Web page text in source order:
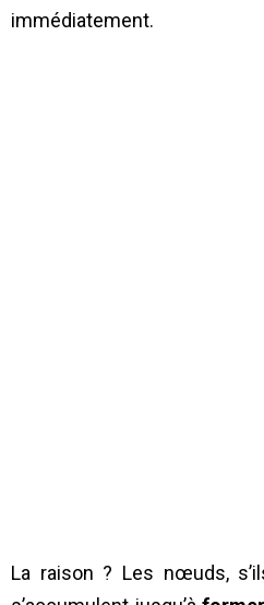
immédiatement.
La raison ? Les nœuds,